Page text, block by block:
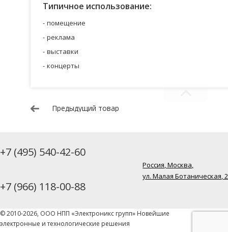
Типичное использование:
помещение
реклама
выставки
концерты
Предыдущий товар
+7 (495) 540-42-60
+7 (966) 118-00-88
Россия, Москва,
ул. Малая Ботаническая,
© 2010-2026, ООО НПП «Электроникс групп» Новейшие
электронные и технологические решения